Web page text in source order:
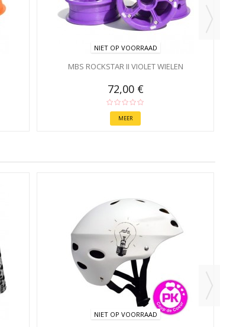
NIET OP VOORRAAD
MBS ROCKSTAR II VIOLET WIELEN
72,00 €
MEER
NIET OP VOORRAAD